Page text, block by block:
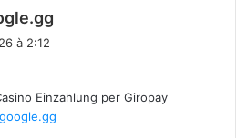
:
à 2:12
Einzahlung per Giropay